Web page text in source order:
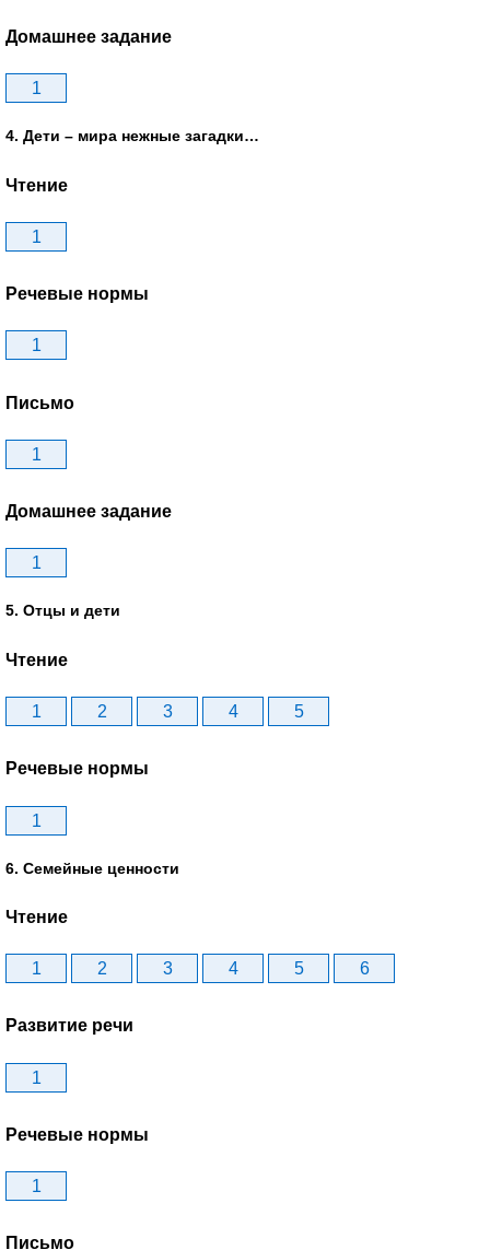
Домашнее задание
1
4. Дети – мира нежные загадки…
Чтение
1
Речевые нормы
1
Письмо
1
Домашнее задание
1
5. Отцы и дети
Чтение
1 2 3 4 5
Речевые нормы
1
6. Семейные ценности
Чтение
1 2 3 4 5 6
Развитие речи
1
Речевые нормы
1
Письмо